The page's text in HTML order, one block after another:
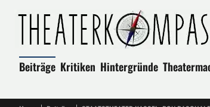
Beiträge Kritiken Hintergründe